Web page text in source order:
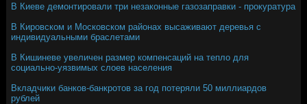
В Киеве демонтировали три незаконные газозаправки - прокуратура
В Кировском и Московском районах высаживают деревья с
индивидуальными браслетами
В Кишиневе увеличен размер компенсаций на тепло для
социально-уязвимых слоев населения
Вкладчики банков-банкротов за год потеряли 50 миллиардов
рублей